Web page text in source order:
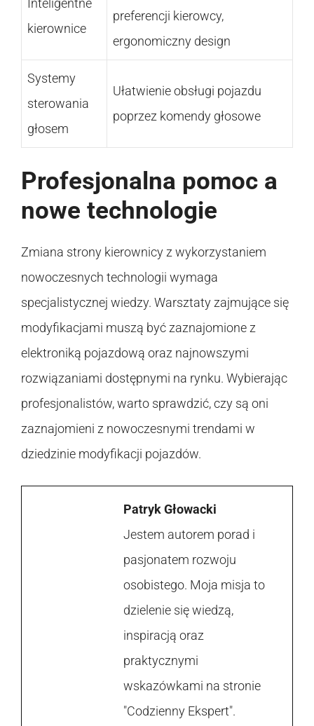
Inteligentne
kierownice
preferencji kierowcy,
ergonomiczny design
Systemy
sterowania
głosem
Ułatwienie obsługi pojazdu
poprzez komendy głosowe
Profesjonalna pomoc a
nowe technologie
Zmiana strony kierownicy z wykorzystaniem
nowoczesnych technologii wymaga
specjalistycznej wiedzy. Warsztaty zajmujące się
modyfikacjami muszą być zaznajomione z
elektroniką pojazdową oraz najnowszymi
rozwiązaniami dostępnymi na rynku. Wybierając
profesjonalistów, warto sprawdzić, czy są oni
zaznajomieni z nowoczesnymi trendami w
dziedzinie modyfikacji pojazdów.
Patryk Głowacki
Jestem autorem porad i
pasjonatem rozwoju
osobistego. Moja misja to
dzielenie się wiedzą,
inspiracją oraz
praktycznymi
wskazówkami na stronie
"Codzienny Ekspert".